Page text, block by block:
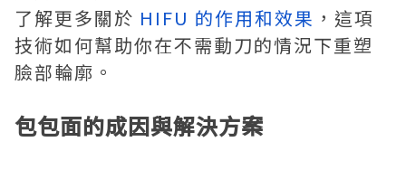
了解更多關於 HIFU 的作用和效果 ，這項
技術如何幫助你在不需動刀的情況下重塑
臉部輪廓。
包包面的成因與解決方案